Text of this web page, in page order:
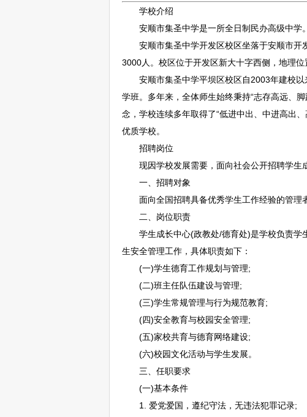
学校介绍
安顺市集圣中学是一所全日制民办高级中
安顺市集圣中学开发区校区坐落于安顺市开
3000人。校区位于开发区新大十字西侧，地理
安顺市集圣中学平坝区校区自2003年建校
学班。多年来，全体师生始终秉持“志存高远、
念，学校连续多年取得了“低进中出、中进高出
优质学校。
招聘岗位
现因学校发展需要，面向社会公开招聘学生
一、 招聘对象
面向全国招聘具备优秀学生工作经验的管理
二、岗位职责
学生成长中心(政教处/德育处)是学校负责学
生安全管理工作，具体职责如下：
(一)学生德育工作规划与管理;
(二)班主任队伍建设与管理;
(三)学生常规管理与行为规范教育;
(四)安全教育与校园安全管理;
(五)家校共育与德育网络建设;
(六)校园文化活动与学生发展。
三、任职要求
(一)基本条件
1. 爱党爱国，遵纪守法，无违法犯罪记录;